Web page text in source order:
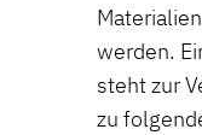
werden.
steht zur
zu